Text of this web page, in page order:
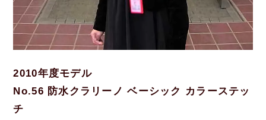
2010年度モデル
No.56 防水クラリーノ ベーシック カラーステッ
チ